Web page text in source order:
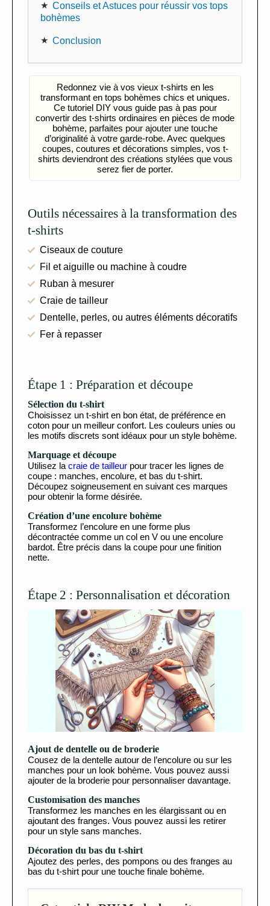
Conseils et Astuces pour réussir vos tops
bohèmes
Conclusion
Redonnez vie à vos vieux t-shirts en les
transformant en tops bohèmes chics et uniques.
Ce tutoriel DIY vous guide pas à pas pour
convertir des t-shirts ordinaires en pièces de mode
bohème, parfaites pour ajouter une touche
d’originalité à votre garde-robe. Avec quelques
coupes, coutures et décorations simples, vos t-
shirts deviendront des créations stylées que vous
serez fier de porter.
Outils nécessaires à la transformation des
t-shirts
Ciseaux de couture
Fil et aiguille ou machine à coudre
Ruban à mesurer
Craie de tailleur
Dentelle, perles, ou autres éléments décoratifs
Fer à repasser
Étape 1 : Préparation et découpe
Sélection du t-shirt
Choisissez un t-shirt en bon état, de préférence en
coton pour un meilleur confort. Les couleurs unies ou
les motifs discrets sont idéaux pour un style bohème.
Marquage et découpe
Utilisez la craie de tailleur pour tracer les lignes de
coupe : manches, encolure, et bas du t-shirt.
Découpez soigneusement en suivant ces marques
pour obtenir la forme désirée.
Création d’une encolure bohème
Transformez l’encolure en une forme plus
décontractée comme un col en V ou une encolure
bardot. Être précis dans la coupe pour une finition
nette.
Étape 2 : Personnalisation et décoration
Ajout de dentelle ou de broderie
Cousez de la dentelle autour de l’encolure ou sur les
manches pour un look bohème. Vous pouvez aussi
ajouter de la broderie pour personnaliser davantage.
Customisation des manches
Transformez les manches en les élargissant ou en
ajoutant des franges. Vous pouvez aussi les retirer
pour un style sans manches.
Décoration du bas du t-shirt
Ajoutez des perles, des pompons ou des franges au
bas du t-shirt pour une touche finale bohème.